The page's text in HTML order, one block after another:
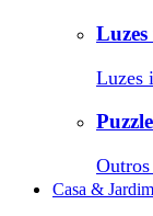
Luzes
Casa & Jardim